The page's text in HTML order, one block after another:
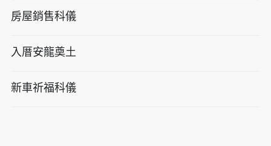
房屋銷售科儀
入厝安龍奠土
新車祈福科儀